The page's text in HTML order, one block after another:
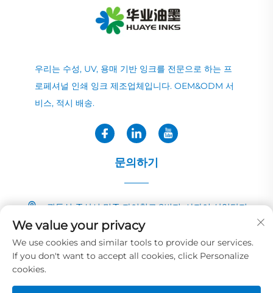
우리는 수성, UV, 용매 기반 잉크를 전문으로 하는 프
로페셔널 인쇄 잉크 제조업체입니다. OEM&ODM 서
비스, 적시 배송.
문의하기
광둥성 중산시 민중 자이칭로 2번지, 샤자이 산업단지
+86-13726040081
[email protected]
We value your privacy
We use cookies and similar tools to provide our services.
If you don't want to accept all cookies, click Personalize
cookies.